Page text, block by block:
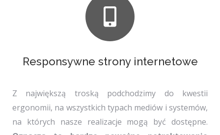
Responsywne strony internetowe
Z największą troską podchodzimy do kwestii
ergonomii, na wszystkich typach mediów i systemów,
na których nasze realizacje mogą być dostępne.